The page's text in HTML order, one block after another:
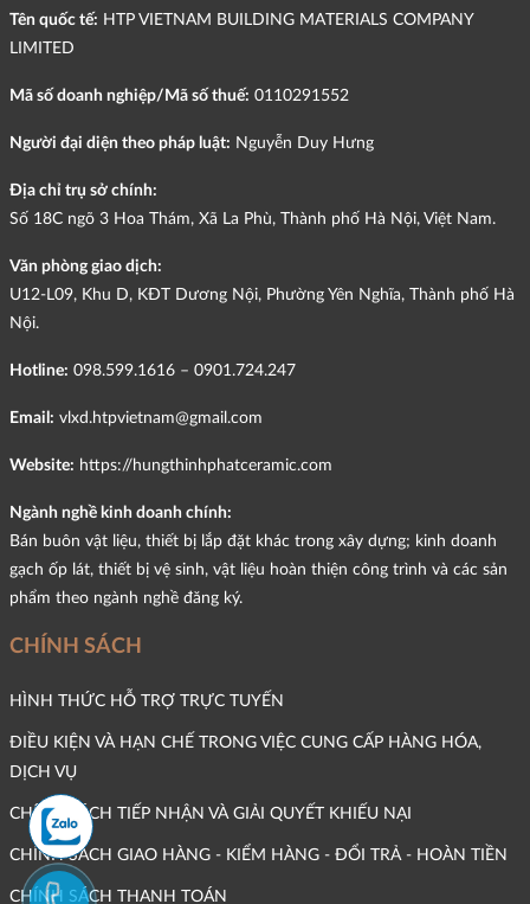
Tên quốc tế: HTP VIETNAM BUILDING MATERIALS COMPANY
LIMITED
Mã số doanh nghiệp/Mã số thuế: 0110291552
Người đại diện theo pháp luật: Nguyễn Duy Hưng
Địa chỉ trụ sở chính:
Số 18C ngõ 3 Hoa Thám, Xã La Phù, Thành phố Hà Nội, Việt Nam.
Văn phòng giao dịch:
U12-L09, Khu D, KĐT Dương Nội, Phường Yên Nghĩa, Thành phố Hà
Nội.
Hotline: 098.599.1616 – 0901.724.247
Email: vlxd.htpvietnam@gmail.com
Website: https://hungthinhphatceramic.com
Ngành nghề kinh doanh chính:
Bán buôn vật liệu, thiết bị lắp đặt khác trong xây dựng; kinh doanh
gạch ốp lát, thiết bị vệ sinh, vật liệu hoàn thiện công trình và các sản
phẩm theo ngành nghề đăng ký.
CHÍNH SÁCH
HÌNH THỨC HỖ TRỢ TRỰC TUYẾN
ĐIỀU KIỆN VÀ HẠN CHẾ TRONG VIỆC CUNG CẤP HÀNG HÓA,
DỊCH VỤ
CHÍNH SÁCH TIẾP NHẬN VÀ GIẢI QUYẾT KHIẾU NẠI
CHÍNH SÁCH GIAO HÀNG - KIỂM HÀNG - ĐỔI TRẢ - HOÀN TIỀN
CHÍNH SÁCH THANH TOÁN